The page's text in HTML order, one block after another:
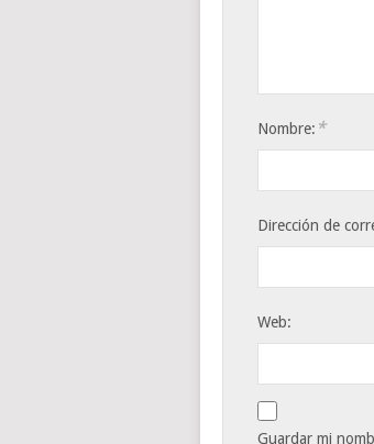
Nombre: *
Dirección de
Web:
Guardar mi